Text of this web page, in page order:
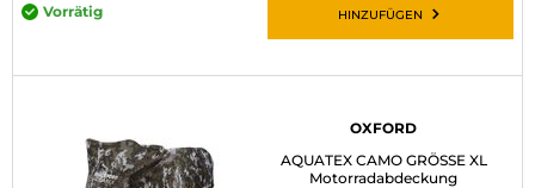
Vorrätig HINZUFÜGEN
OXFORD
AQUATEX CAMO GRÖSSE XL
Motorradabdeckung